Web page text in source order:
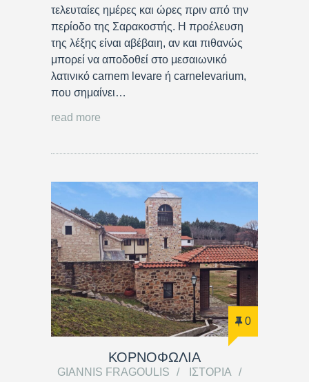
τελευταίες ημέρες και ώρες πριν από την
περίοδο της Σαρακοστής. Η προέλευση
της λέξης είναι αβέβαιη, αν και πιθανώς
μπορεί να αποδοθεί στο μεσαιωνικό
λατινικό carnem levare ή carnelevarium,
που σημαίνει…
read more
0
ΚΟΡΝΟΦΩΛΙΑ
GIANNIS FRAGOULIS
ΙΣΤΟΡΊΑ